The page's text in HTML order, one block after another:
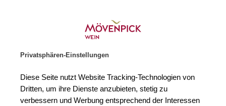
Privatsphären-Einstellungen
Diese Seite nutzt Website Tracking-Technologien von
Dritten, um ihre Dienste anzubieten, stetig zu
verbessern und Werbung entsprechend der Interessen
J Vineyards (1)